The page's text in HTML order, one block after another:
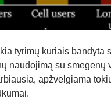
tyrimų kuriais bandyta
naudojimą su smegenų
apžvelgiama